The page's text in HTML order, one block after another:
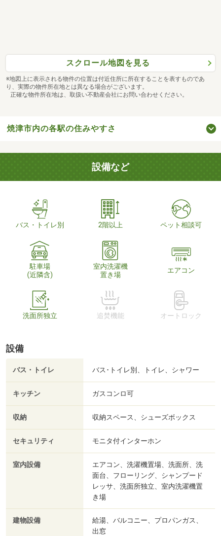
スクロール地図を見る
※地図上に表示される物件の位置は付近住所に所在することを表すものであ
り、実際の物件所在地とは異なる場合がございます。
正確な物件所在地は、取扱い不動産会社にお問い合わせください。
焼津市内の各駅の住みやすさ
設備など
バス・トイレ別 2階以上 ペット相談可
駐車場
(近隣含)
室内洗濯機
置き場
エアコン
洗面所独立 追焚機能 オートロック
設備
バス・トイレ バス･トイレ別、トイレ、シャワー
キッチン ガスコンロ可
収納 収納スペース、シューズボックス
セキュリティ モニタ付インターホン
室内設備
エアコン、洗濯機置場、洗面所、洗
面台、フローリング、シャンプード
レッサ、洗面所独立、室内洗濯機置
き場
建物設備
給湯、バルコニー、プロパンガス、
出窓